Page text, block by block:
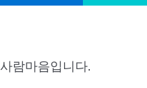
람마음입니다.